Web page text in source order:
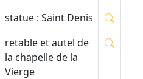
statue : Saint Denis
retable et autel de
la chapelle de la
Vierge